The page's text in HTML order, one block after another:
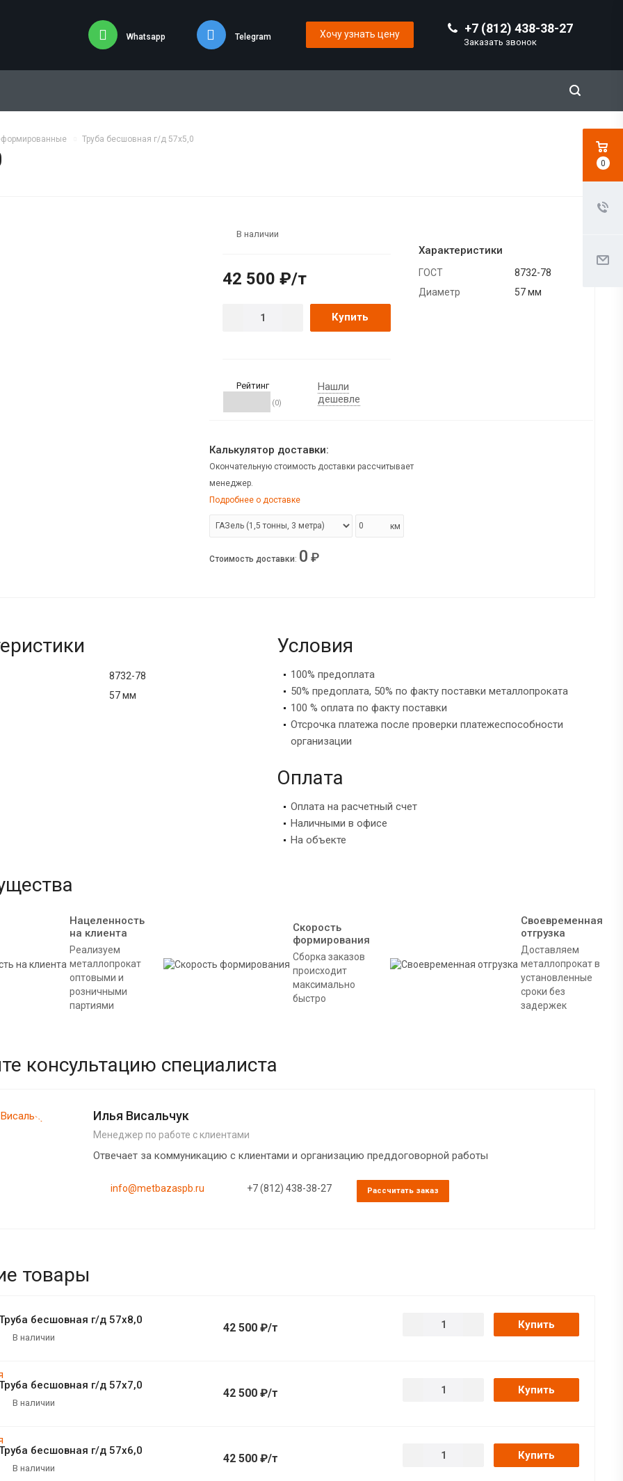
+7 (812) 438-38-27
Заказать звонок
Whatsapp Telegram Хочу узнать цену
Труба бесшовная г/д 57х5,0
В наличии
42 500 ₽/т
Купить
Рейтинг
(0)
Нашли
дешевле
Характеристики
ГОСТ
8732-78
Диаметр
57 мм
Калькулятор доставки:
Окончательную стоимость доставки рассчитывает
менеджер.
Подробнее о доставке
км
Стоимость доставки: 0 ₽
8732-78
57 мм
Условия
100% предоплата
50% предоплата, 50% по факту поставки металлопроката
100 % оплата по факту поставки
Отсрочка платежа после проверки платежеспособности
организации
Оплата
Оплата на расчетный счет
Наличными в офисе
На объекте
Нацеленность
на клиента
Реализуем
металлопрокат
оптовыми и
розничными
партиями
Скорость
формирования
Сборка заказов
происходит
максимально
быстро
Своевременная
отгрузка
Доставляем
металлопрокат в
установленные
сроки без
задержек
консультацию специалиста
Илья Висальчук
Менеджер по работе с клиентами
Отвечает за коммуникацию с клиентами и организацию преддоговорной работы
info@metbazaspb.ru +7 (812) 438-38-27 Рассчитать заказ
товары
бесшовная г/д 57х8,0
В наличии
42 500 ₽/т Купить
бесшовная г/д 57х7,0
В наличии
42 500 ₽/т Купить
бесшовная г/д 57х6,0
В наличии
42 500 ₽/т Купить
0